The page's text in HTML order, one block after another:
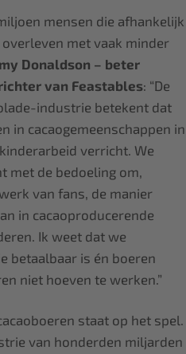
mensen die afhankelijk
met vaak minder
Donaldson – beter
van Feastables: “De
industrie betekent dat
in cacaogemeenschappen in
verricht. We
met de bedoeling om,
van fans, de manier
in cacaoproducerende
Ik weet dat we
betaalbaar is én boeren
niet hoeven te werken.”
staat op het spel.
van honderden miljarden